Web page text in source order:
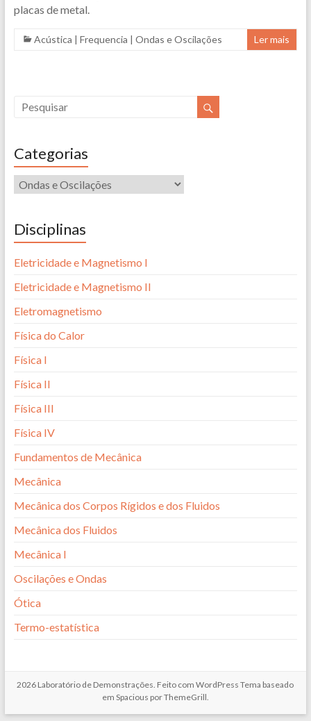
placas de metal.
Acústica | Frequencia | Ondas e Oscilações Ler mais
Categorias
Disciplinas
Eletricidade e Magnetismo I
Eletricidade e Magnetismo II
Eletromagnetismo
Física do Calor
Física I
Física II
Física III
Física IV
Fundamentos de Mecânica
Mecânica
Mecânica dos Corpos Rígidos e dos Fluidos
Mecânica dos Fluidos
Mecânica I
Oscilações e Ondas
Ótica
Termo-estatística
2026 Laboratório de Demonstrações. Feito comWordPress Tema baseado
em Spacious porThemeGrill.